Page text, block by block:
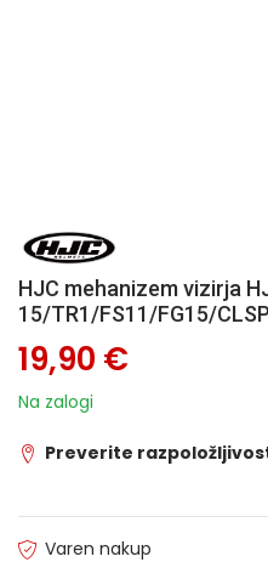
HJC mehanizem vizirja
15/TR1/FS11/FG15/
19,90 €
Na zalogi
Preverite
Varen nakup